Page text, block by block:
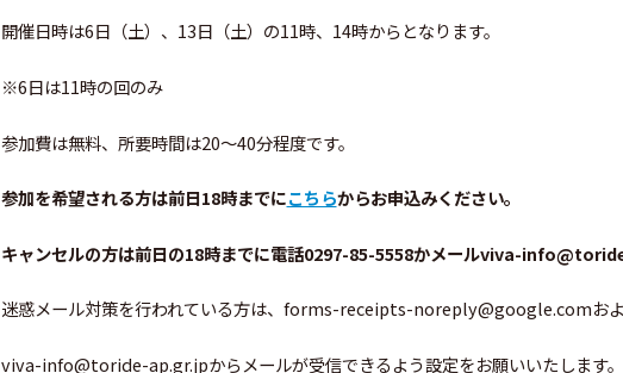
開催日時は6日（土）、13日（土）の11時、14時からとなります。
※6日は11時の回のみ
参加費は無料、所要時間は20～40分程度です。
参加を希望される方は前日18時までにこちらからお申込みください。
キャンセルの方は前日の18時までに電話0297-85-5558かメールviva-
迷惑メール対策を行われている方は、forms-receipts-noreply@google.comお
viva-info@toride-ap.gr.jpからメールが受信できるよう設定をお願いいたします。